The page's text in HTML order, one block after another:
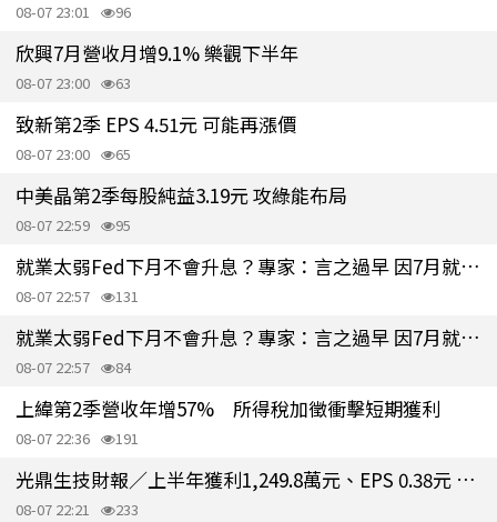
08-07 23:01 96
欣興7月營收月增9.1% 樂觀下半年
08-07 23:00 63
致新第2季 EPS 4.51元 可能再漲價
08-07 23:00 65
中美晶第2季每股純益3.19元 攻綠能布局
08-07 22:59 95
就業太弱Fed下月不會升息？專家：言之過早 因7月就業數據無關緊要
08-07 22:57 131
就業太弱Fed下月不會升息？專家：言之過早 因7月就業數據無關緊要
08-07 22:57 84
上緯第2季營收年增57% 所得稅加徵衝擊短期獲利
08-07 22:36 191
光鼎生技財報／上半年獲利1,249.8萬元、EPS 0.38元 下半年審慎樂觀
08-07 22:21 233